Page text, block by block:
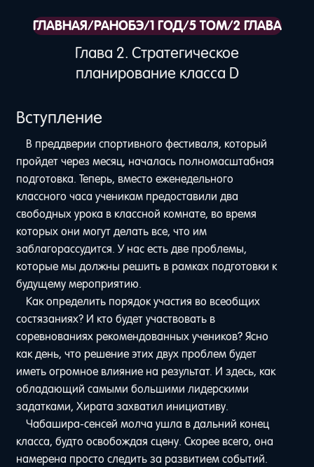
ГЛАВНАЯ/РАНОБЭ/1 ГОД/5 ТОМ/2 ГЛАВА
Глава 2. Стратегическое
планирование класса D
Вступление
В преддверии спортивного фестиваля, который
пройдет через месяц, началась полномасштабная
подготовка. Теперь, вместо еженедельного
классного часа ученикам предоставили два
свободных урока в классной комнате, во время
которых они могут делать все, что им
заблагорассудится. У нас есть две проблемы,
которые мы должны решить в рамках подготовки к
будущему мероприятию.
Как определить порядок участия во всеобщих
состязаниях? И кто будет участвовать в
соревнованиях рекомендованных учеников? Ясно
как день, что решение этих двух проблем будет
иметь огромное влияние на результат. И здесь, как
обладающий самыми большими лидерскими
задатками, Хирата захватил инициативу.
Чабашира-сенсей молча ушла в дальний конец
класса, будто освобождая сцену. Скорее всего, она
намерена просто следить за развитием событий.